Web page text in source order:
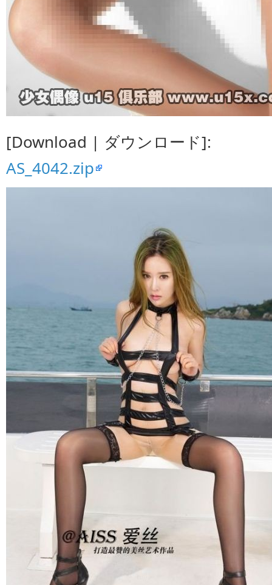
[Download | ダウンロード]:
AS_4042.zip